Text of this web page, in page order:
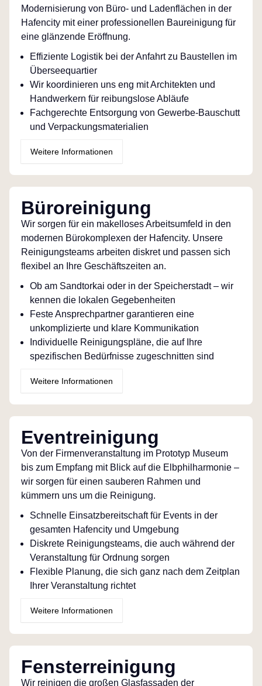
Modernisierung von Büro- und Ladenflächen in der
Hafencity mit einer professionellen Baureinigung für
eine glänzende Eröffnung.
Effiziente Logistik bei der Anfahrt zu Baustellen im
Überseequartier
Wir koordinieren uns eng mit Architekten und
Handwerkern für reibungslose Abläufe
Fachgerechte Entsorgung von Gewerbe-Bauschutt
und Verpackungsmaterialien
Weitere Informationen
Büroreinigung
Wir sorgen für ein makelloses Arbeitsumfeld in den
modernen Bürokomplexen der Hafencity. Unsere
Reinigungsteams arbeiten diskret und passen sich
flexibel an Ihre Geschäftszeiten an.
Ob am Sandtorkai oder in der Speicherstadt – wir
kennen die lokalen Gegebenheiten
Feste Ansprechpartner garantieren eine
unkomplizierte und klare Kommunikation
Individuelle Reinigungspläne, die auf Ihre
spezifischen Bedürfnisse zugeschnitten sind
Weitere Informationen
Eventreinigung
Von der Firmenveranstaltung im Prototyp Museum
bis zum Empfang mit Blick auf die Elbphilharmonie –
wir sorgen für einen sauberen Rahmen und
kümmern uns um die Reinigung.
Schnelle Einsatzbereitschaft für Events in der
gesamten Hafencity und Umgebung
Diskrete Reinigungsteams, die auch während der
Veranstaltung für Ordnung sorgen
Flexible Planung, die sich ganz nach dem Zeitplan
Ihrer Veranstaltung richtet
Weitere Informationen
Fensterreinigung
Wir reinigen die großen Glasfassaden der